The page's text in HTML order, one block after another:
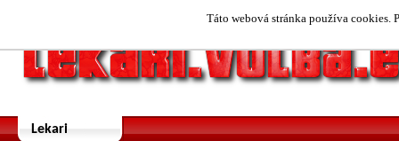
Táto webová stránka používa cookies.
Lekari